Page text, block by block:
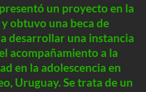
un proyecto en la
obtuvo una beca de
desarrollar una instancia
acompañamiento a la
en la adolescencia en
Uruguay. Se trata de un